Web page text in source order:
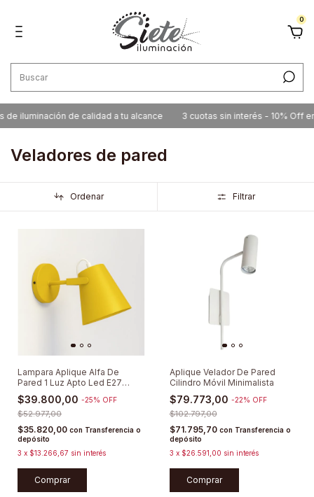
0
de calidad a tu alcance 3 cuotas sin interés - 10% Off en
Veladores de pared
Ordenar Filtrar
Lampara Aplique Alfa De
Pared 1 Luz Apto Led E27
Colores
$39.800,00 -25% OFF
$52.977,00
$35.820,00 con Transferencia o
depósito
3 x $13.266,67 sin interés
Comprar
Aplique Velador De Pared
Cilindro Móvil Minimalista
$79.773,00 -22% OFF
$102.797,00
$71.795,70 con Transferencia o
depósito
3 x $26.591,00 sin interés
Comprar